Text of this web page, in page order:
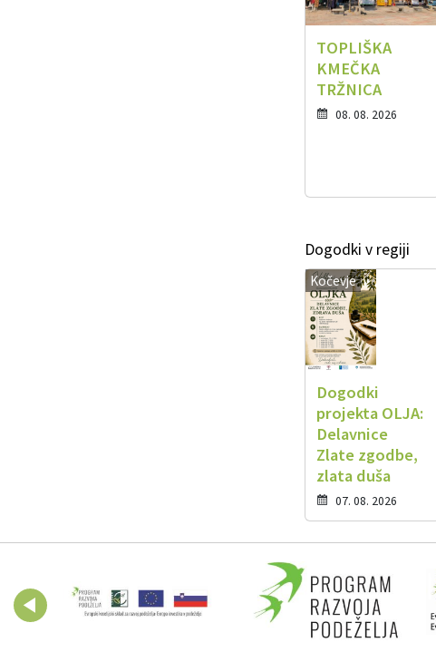
TOPLIŠKA
KMEČKA
TRŽNICA
08. 08. 2026
Dogodki v regiji
Kočevje
Dogodki
projekta OLJA:
Delavnice
Zlate zgodbe,
zlata duša
07. 08. 2026